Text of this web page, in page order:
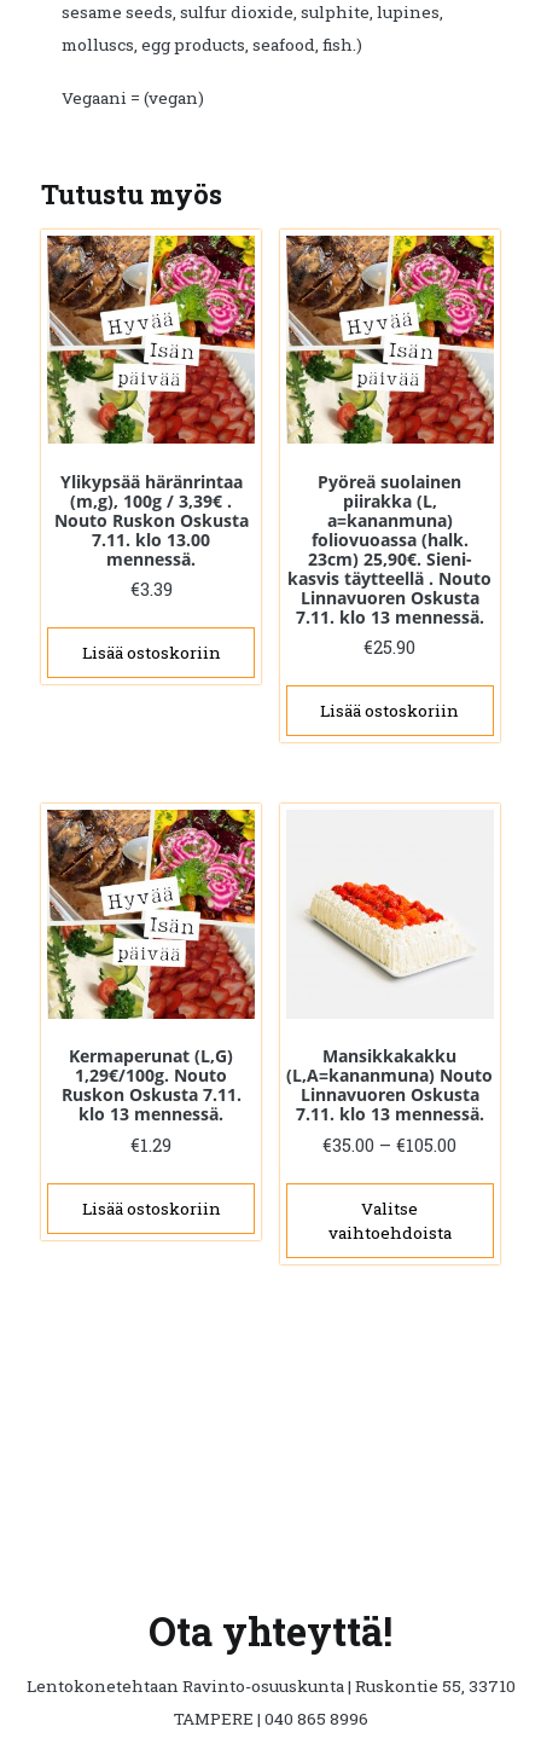
sesame seeds, sulfur dioxide, sulphite, lupines,
molluscs, egg products, seafood, fish.)
Vegaani = (vegan)
Tutustu myös
Ylikypsää häränrintaa
(m,g), 100g / 3,39€ .
Nouto Ruskon Oskusta
7.11. klo 13.00
mennessä.
€3.39
Lisää ostoskoriin
Pyöreä suolainen
piirakka (L,
a=kananmuna)
foliovuoassa (halk.
23cm) 25,90€. Sieni-
kasvis täytteellä . Nouto
Linnavuoren Oskusta
7.11. klo 13 mennessä.
€25.90
Lisää ostoskoriin
Kermaperunat (L,G)
1,29€/100g. Nouto
Ruskon Oskusta 7.11.
klo 13 mennessä.
€1.29
Lisää ostoskoriin
Mansikkakakku
(L,A=kananmuna) Nouto
Linnavuoren Oskusta
7.11. klo 13 mennessä.
€35.00 – €105.00
Valitse
vaihtoehdoista
Ota yhteyttä!
Lentokonetehtaan Ravinto-osuuskunta | Ruskontie 55, 33710
TAMPERE | 040 865 8996